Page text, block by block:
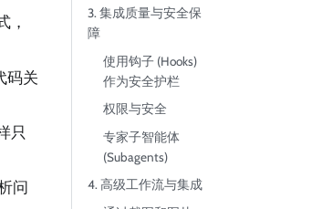
，
码关
只
问
3. 集成质量与安全保
障
使用钩子 (Hooks)
作为安全护栏
权限与安全
专家子智能体
(Subagents)
4. 高级工作流与集成